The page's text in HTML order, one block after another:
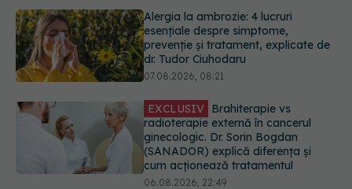
EXCLUSIV Brahiterapie vs
radioterapie externă în cancerul
ginecologic. Dr. Sorin Bogdan
(SANADOR) explică diferența și
06.08.2026, 22:49
EXCLUSIV De ce unele paciente
cu cancer de col uterin nu mai ajung
la operație. Dr. Sorin Bogdan
(SANADOR): Intervenția